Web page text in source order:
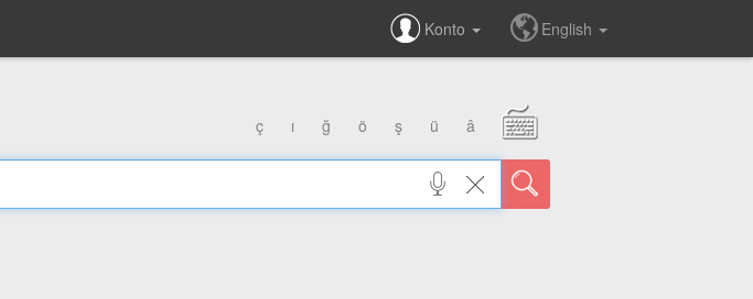
Konto English
ç ı ğ ö ş ü â